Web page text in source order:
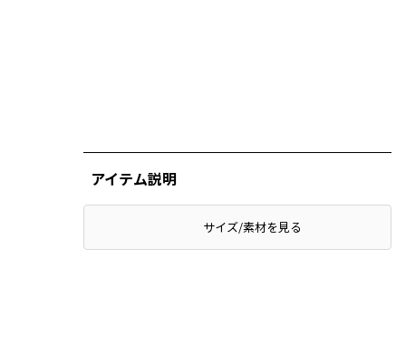
アイテム説明
サイズ/素材を見る